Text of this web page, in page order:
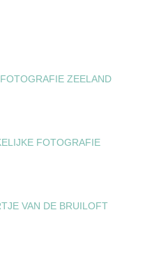
ZEELAND
FOTOGRAFIE
VAN DE BRUILOFT